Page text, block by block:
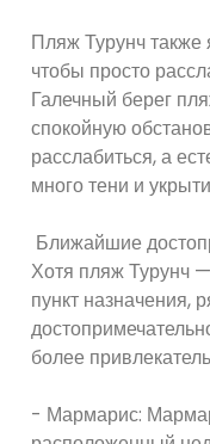
Пляж Турунч также
чтобы просто
Галечный берег
спокойную
расслабиться, а
много тени и
Ближайшие
Хотя пляж Турунч
пункт назначения,
более
- Мармарис: